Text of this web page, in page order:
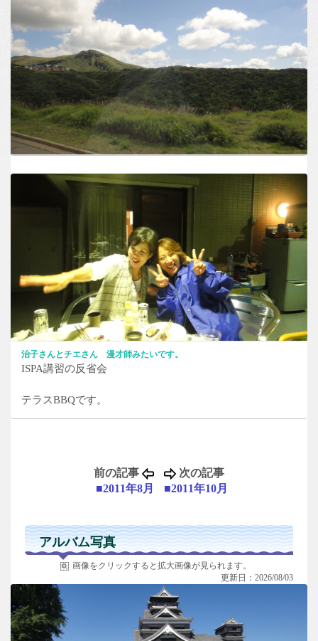
治子さんとチエさん 漫才師みたいです。
ISPA講習の反省会
テラスBBQです。
前の記事
■2011年8月
次の記事
■2011年10月
アルバム写真
画像をクリックすると拡大画像が見られます。
更新日：2026/08/03